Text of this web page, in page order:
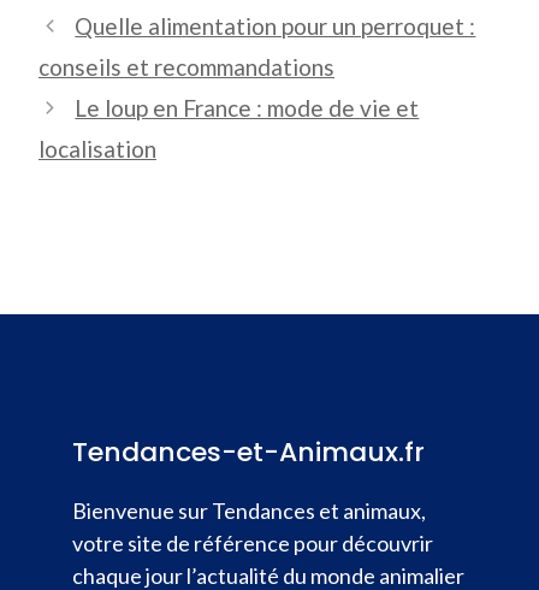
Quelle alimentation pour un perroquet :
conseils et recommandations
Le loup en France : mode de vie et
localisation
Tendances-et-Animaux.fr
Bienvenue sur Tendances et animaux,
votre site de référence pour découvrir
chaque jour l’actualité du monde animalier